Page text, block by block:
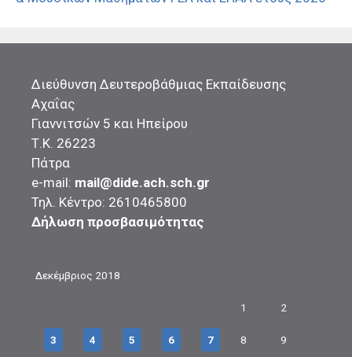
Διεύθυνση Δευτεροβάθμιας Εκπαίδευσης
Αχαΐας
Γιαννιτσών 5 και Ηπείρου
Τ.Κ. 26223
Πάτρα
e-mail: mail@dide.ach.sch.gr
Τηλ. Κέντρο: 2610465800
Δήλωση προσβασιμότητας
Δεκέμβριος 2018
1 2
3 4 5 6 7 8 9